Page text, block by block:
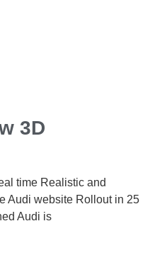
3D
time Realistic and
Audi website Rollout in 25
Audi is